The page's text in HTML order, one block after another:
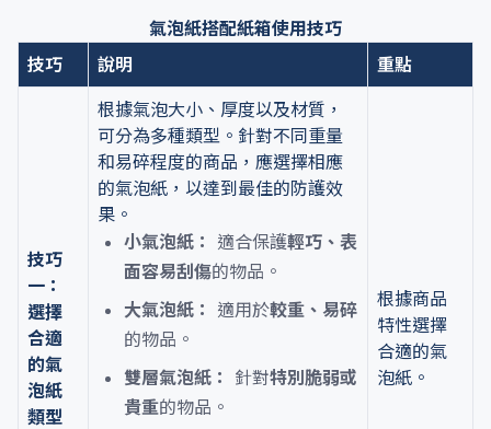
氣泡紙搭配紙箱使用技巧
技巧
說明 重點
技巧
一：
選擇
合適
的氣
泡紙
類型
根據氣泡大小、厚度以及材質，
可分為多種類型。針對不同重量
和易碎程度的商品，應選擇相應
的氣泡紙，以達到最佳的防護效
果。
小氣泡紙：
適合保護輕巧、表
面容易刮傷的物品。
大氣泡紙：
適用於較重、易碎
的物品。
雙層氣泡紙：
針對特別脆弱或
貴重的物品。
根據商品
特性選擇
合適的氣
泡紙。